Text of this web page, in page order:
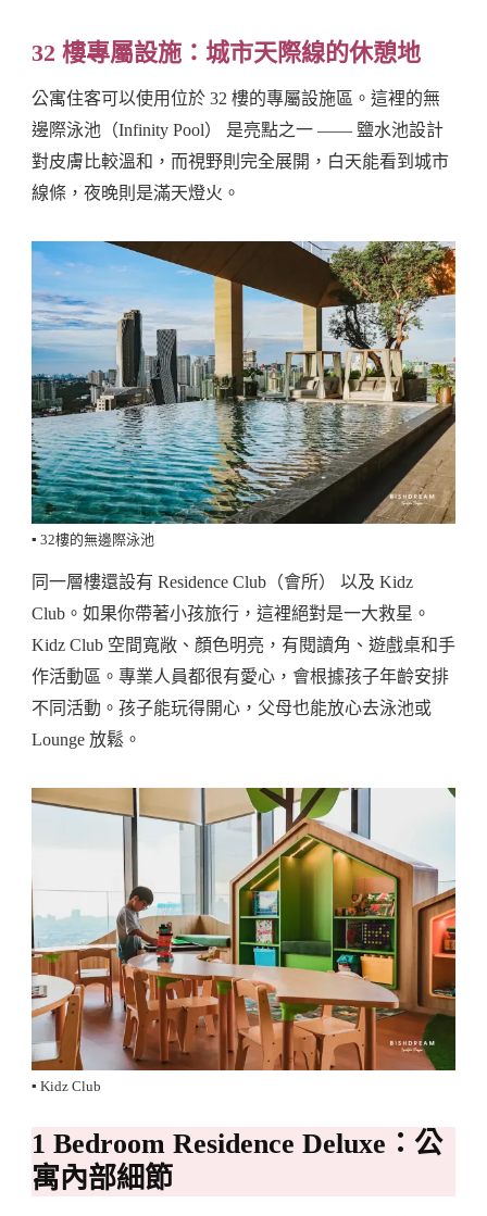
32 樓專屬設施：城市天際線的休憩地
公寓住客可以使用位於 32 樓的專屬設施區。這裡的無
邊際泳池（Infinity Pool） 是亮點之一 —— 鹽水池設計
對皮膚比較溫和，而視野則完全展開，白天能看到城市
線條，夜晚則是滿天燈火。
▪️ 32樓的無邊際泳池
同一層樓還設有 Residence Club（會所） 以及 Kidz
Club。如果你帶著小孩旅行，這裡絕對是一大救星。
Kidz Club 空間寬敞、顏色明亮，有閱讀角、遊戲桌和手
作活動區。專業人員都很有愛心，會根據孩子年齡安排
不同活動。孩子能玩得開心，父母也能放心去泳池或
Lounge 放鬆。
▪️ Kidz Club
1 Bedroom Residence Deluxe：公
寓內部細節